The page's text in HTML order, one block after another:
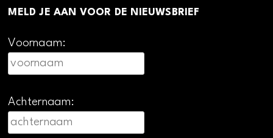
MELD JE AAN VOOR DE NIEUWSBRIEF
Voornaam:
Achternaam: